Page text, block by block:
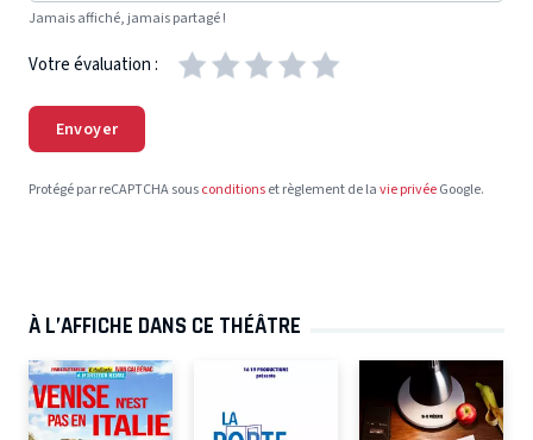
Jamais affiché, jamais partagé !
Votre évaluation :
Envoyer
Protégé par reCAPTCHA sousconditionset règlement de lavie privéeGoogle.
À L’AFFICHE DANS CE THÉÂTRE